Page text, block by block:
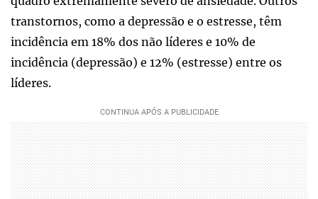
transtornos, como a depressão e o estresse, têm
incidência em 18% dos não líderes e 10% de
incidência (depressão) e 12% (estresse) entre os
líderes.